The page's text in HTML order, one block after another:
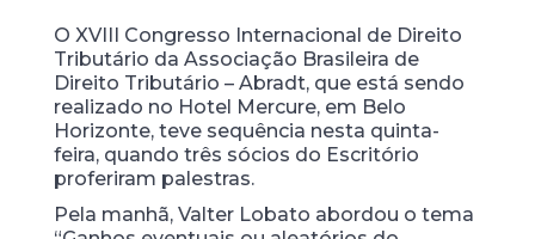
O XVIII Congresso Internacional de Direito
Tributário da Associação Brasileira de
Direito Tributário – Abradt, que está sendo
realizado no Hotel Mercure, em Belo
Horizonte, teve sequência nesta quinta-
feira, quando três sócios do Escritório
proferiram palestras.
Pela manhã, Valter Lobato abordou o tema